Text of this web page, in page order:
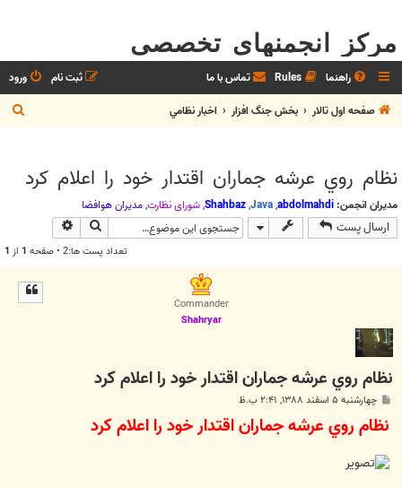
مرکز انجمنهای تخصصی
راهنما Rules تماس با ما ورود
ثبت نام
صفحه اول تالار
بخش جنگ افزار اخبار نظامي
س
نظام روي عرشه جماران اقتدار خود را اعلام كرد
مدیران انجمن: abdolmahdi
,
Java
,
Shahbaz
,شوراي نظارت,مديران هوافضا
ارسال پست جستجو
تعداد پست ها:2 • صفحه 1 از 1
Commander
Shahryar
نظام روي عرشه جماران اقتدار خود را اعلام كرد
س
ت
چهارشنبه ۵ اسفند ۱۳۸۸, ۲:۴۱ ب.ظ
نظام روي عرشه جماران اقتدار خود را اعلام كرد